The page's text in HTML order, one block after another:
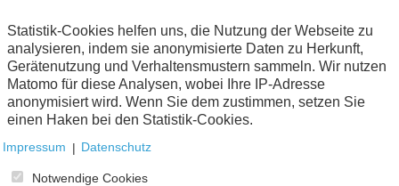
Handel und elektronische Kommunikation
Informationswirtschaft
Bescheinigungen
Keine Nachrichten verfügbar.
Statistik-Cookies helfen uns, die Nutzung der Webseite zu
analysieren, indem sie anonymisierte Daten zu Herkunft,
Gerätenutzung und Verhaltensmustern sammeln. Wir nutzen
Matomo für diese Analysen, wobei Ihre IP-Adresse
anonymisiert wird. Wenn Sie dem zustimmen, setzen Sie
einen Haken bei den Statistik-Cookies.
Impressum | Datenschutz
Notwendige Cookies